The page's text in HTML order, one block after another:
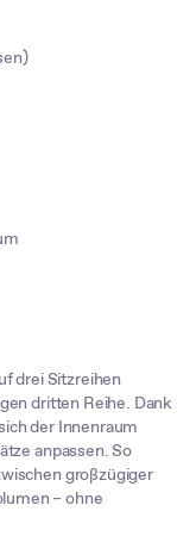
drei Sitzreihen
dritten Reihe. Dank
der Innenraum
anpassen. So
großzügiger
– ohne